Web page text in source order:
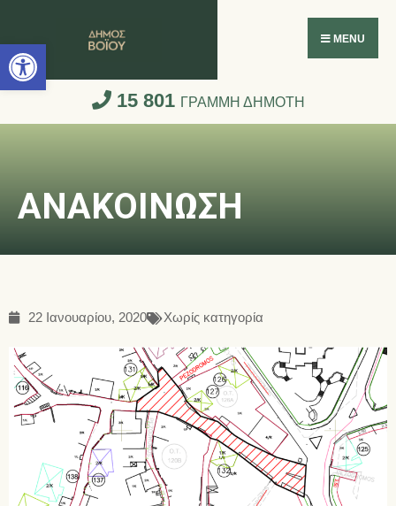
Ανοίξτε τη γραμμή εργαλείων
MENU
15 801 ΓΡΑΜΜΗ ΔΗΜΟΤΗ
ΑΝΑΚΟΙΝΩΣΗ
22 Ιανουαρίου, 2020 Χωρίς κατηγορία